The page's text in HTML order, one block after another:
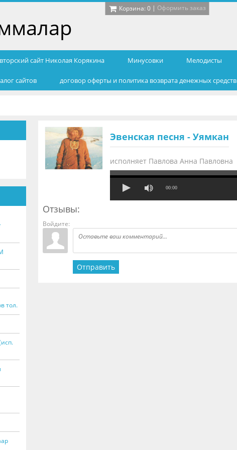
Корзина: 0| Оформить заказ
сайт Николая Корякина Минусовки Мелодисты
сайтов договор оферты и политика возврата денежных средств
Эвенская песня - Уямкан
исполняет Павлова Анна Павловна
00:00
Отзывы:
Войдите:
Отправить
тол.